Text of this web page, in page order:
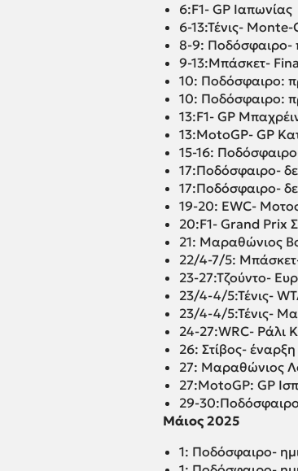
6:F1- GP Ιαπωνίας
6-13:Τένις-
8-9: Ποδόσφαιρο-
9-13:Μπάσκετ-
10: Ποδόσφαιρο:
10: Ποδόσφαιρο:
13:F1- GP
13:MotoGP- GP
15-16:
17:Ποδόσφαιρο-
17:Ποδόσφαιρο-
19-20: EWC-
20:F1- Grand Prix
21: Μαραθώνιος
22/4-7/5:
23-27:Τζούντο-
23/4-4/5:Τένις-
23/4-4/5:Τένις-
24-27:WRC- Ράλι
26: Στίβος-
27: Μαραθώνιος
27:MotoGP: GP
29-
Μάιος 2025
1: Ποδόσφαιρο-